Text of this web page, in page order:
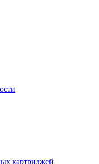
картриджей